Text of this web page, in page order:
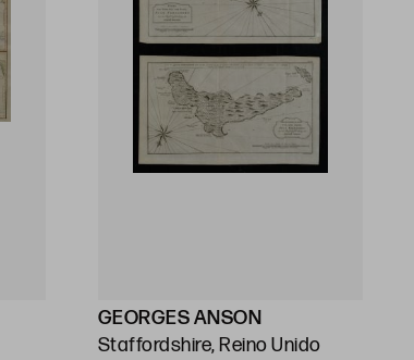
GEORGES ANSON
Staffordshire, Reino Unido